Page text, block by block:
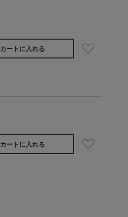
カートに入れる
カートに入れる